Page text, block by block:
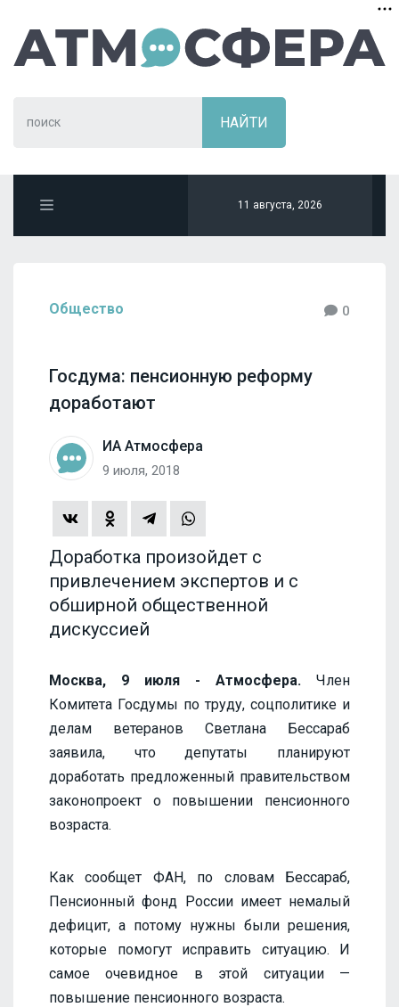
11 августа, 2026
Общество 0
Госдума: пенсионную реформу
доработают
ИА Атмосфера
9 июля, 2018
Доработка произойдет с
привлечением экспертов и с
обширной общественной
дискуссией
Москва, 9 июля - Атмосфера. Член
Комитета Госдумы по труду, соцполитике и
делам ветеранов Светлана Бессараб
заявила, что депутаты планируют
доработать предложенный правительством
законопроект о повышении пенсионного
возраста.
Как сообщет ФАН, по словам Бессараб,
Пенсионный фонд России имеет немалый
дефицит, а потому нужны были решения,
которые помогут исправить ситуацию. И
самое очевидное в этой ситуации —
повышение пенсионного возраста.